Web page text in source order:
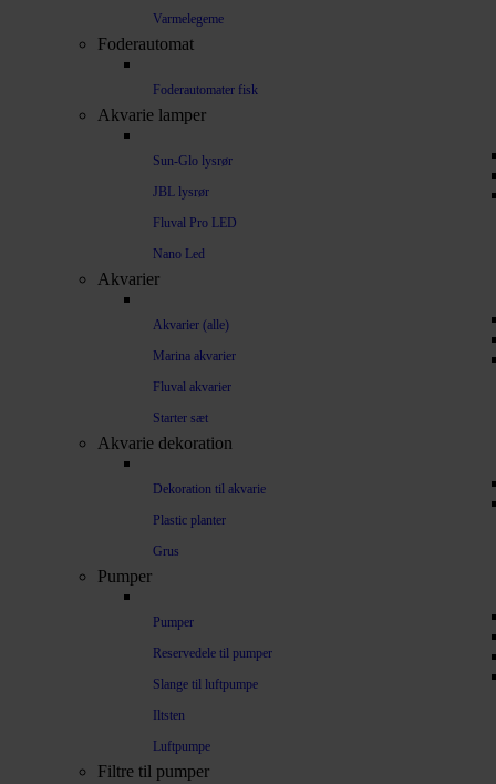
Varmelegeme
Foderautomat
Foderautomater fisk
Akvarie lamper
Sun-Glo lysrør
JBL lysrør
Fluval Pro LED
Nano Led
Akvarier
Akvarier (alle)
Marina akvarier
Fluval akvarier
Starter sæt
Akvarie dekoration
Dekoration til akvarie
Plastic planter
Grus
Pumper
Pumper
Reservedele til pumper
Slange til luftpumpe
Iltsten
Luftpumpe
Filtre til pumper